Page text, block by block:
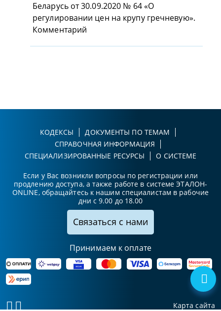
Беларусь от 30.09.2020 № 64 «О
регулировании цен на крупу гречневую».
Комментарий
КОДЕКСЫ
ДОКУМЕНТЫ ПО ТЕМАМ
СПРАВОЧНАЯ ИНФОРМАЦИЯ
СПЕЦИАЛИЗИРОВАННЫЕ РЕСУРСЫ
О СИСТЕМЕ
Если у Вас возникли вопросы по регистрации или
продлению доступа, а также работе в системе ЭТАЛОН-
ONLINE, обращайтесь к нашим специалистам в рабочие
дни с 9.00 до 18.00
Связаться с нами
Принимаем к оплате
Карта сайта